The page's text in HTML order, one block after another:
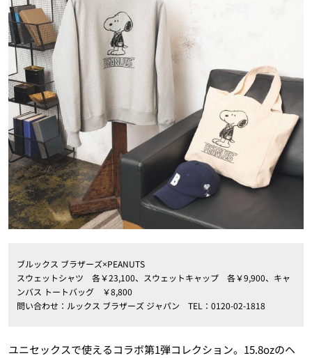
ブルックス ブラザーズ×PEANUTS
スウェットシャツ 各￥23,100、スウェットキャップ 各￥9,900、キャ
ンバス トートバッグ ￥8,800
問い合わせ：ルックス ブラザーズ ジャパン TEL：0120-02-1818
ユニセックスで使えるコラボ第1弾コレクション。15.8ozのヘ